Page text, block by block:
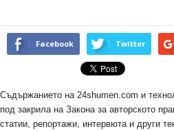
Facebook Twitter
Съдържанието на 24shumen.com и
под закрила на Закона за авторското
статии, репортажи, интервюта и други